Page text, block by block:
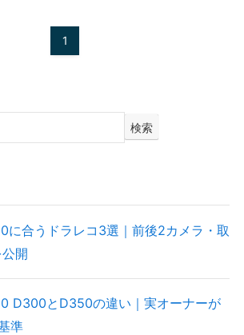
1
検索
に合うドラレコ3選｜前後2カメラ・取
開
D300とD350の違い｜実オーナーが
準